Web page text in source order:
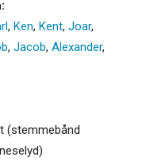
, Ken, Kent, Joar,
, Jacob, Alexander,
(stemmebånd